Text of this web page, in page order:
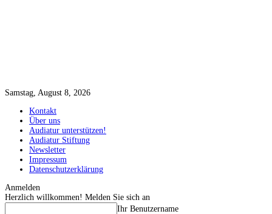
Samstag, August 8, 2026
Kontakt
Über uns
Audiatur unterstützen!
Audiatur Stiftung
Newsletter
Impressum
Datenschutzerklärung
Anmelden
Herzlich willkommen! Melden Sie sich an
Ihr Benutzername